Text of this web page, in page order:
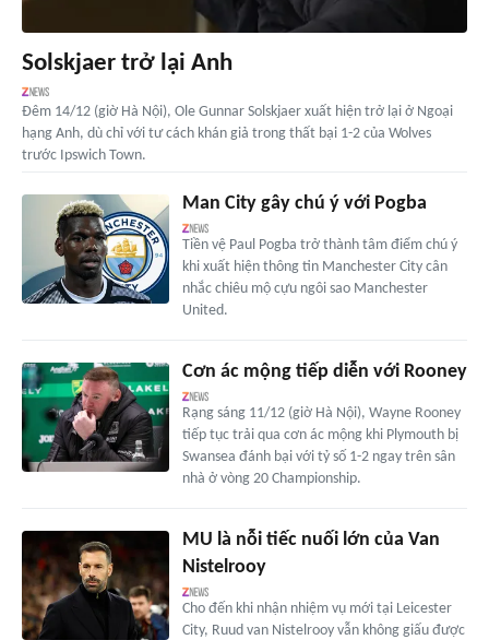
Solskjaer trở lại Anh
Đêm 14/12 (giờ Hà Nội), Ole Gunnar Solskjaer xuất hiện trở lại ở Ngoại
hạng Anh, dù chỉ với tư cách khán giả trong thất bại 1-2 của Wolves
trước Ipswich Town.
Man City gây chú ý với Pogba
Tiền vệ Paul Pogba trở thành tâm điểm chú ý
khi xuất hiện thông tin Manchester City cân
nhắc chiêu mộ cựu ngôi sao Manchester
United.
Cơn ác mộng tiếp diễn với Rooney
Rạng sáng 11/12 (giờ Hà Nội), Wayne Rooney
tiếp tục trải qua cơn ác mộng khi Plymouth bị
Swansea đánh bại với tỷ số 1-2 ngay trên sân
nhà ở vòng 20 Championship.
MU là nỗi tiếc nuối lớn của Van
Nistelrooy
Cho đến khi nhận nhiệm vụ mới tại Leicester
City, Ruud van Nistelrooy vẫn không giấu được